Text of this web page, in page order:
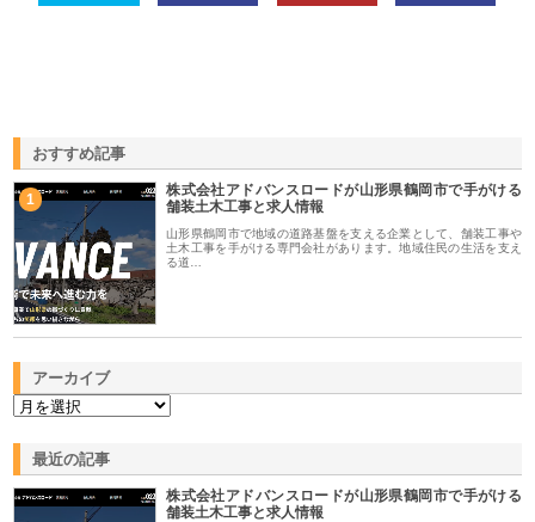
おすすめ記事
1
株式会社アドバンスロードが山形県鶴岡市で手がける
舗装土木工事と求人情報
山形県鶴岡市で地域の道路基盤を支える企業として、舗装工事や
土木工事を手がける専門会社があります。地域住民の生活を支え
る道…
アーカイブ
最近の記事
株式会社アドバンスロードが山形県鶴岡市で手がける
舗装土木工事と求人情報